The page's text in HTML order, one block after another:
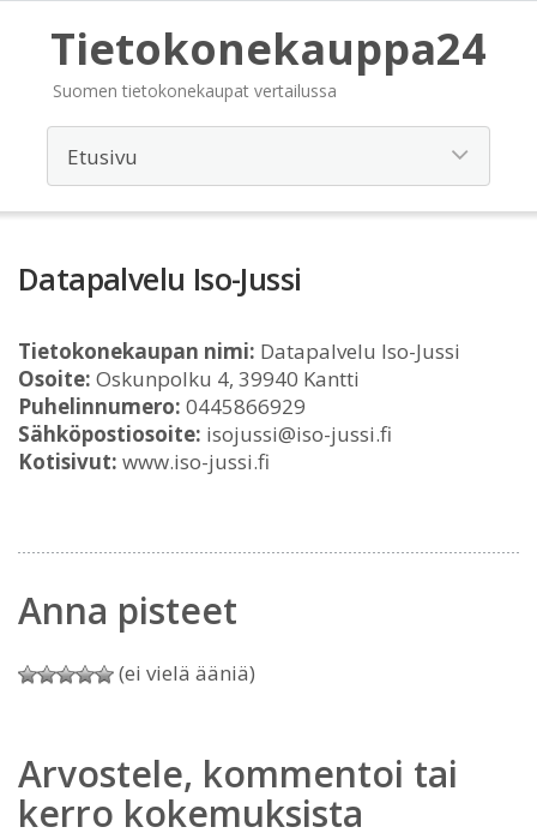
Tietokonekauppa24
Suomen tietokonekaupat vertailussa
Datapalvelu Iso-Jussi
Tietokonekaupan nimi: Datapalvelu Iso-Jussi
Osoite: Oskunpolku 4, 39940 Kantti
Puhelinnumero: 0445866929
Sähköpostiosoite: isojussi@iso-jussi.fi
Kotisivut: www.iso-jussi.fi
Anna pisteet
(ei vielä ääniä)
Arvostele, kommentoi tai
kerro kokemuksista